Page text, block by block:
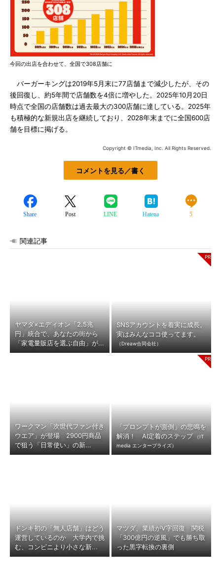
今回の出店を合わせて、全国で308店舗に
バーガーキングは2019年5月末に77店舗まで減少したが、その
後回復し、約5年間で店舗数を4倍に増やした。2025年10月20日
時点で全国の店舗数は過去最大の300店舗に達している。2025年
も積極的な新規出店を継続しており、2028年末までに全国600店
舗を目標に掲げる。
Copyright © ITmedia, Inc. All Rights Reserved.
コメントを見る／書く
Share Post LINE Hatena 5
関連記事
ヤマダ×エディオン「2.5兆
円」統合で、あなたの街から
「家電量販店を選ぶ自由」が...
SNSアカウントを着実に成長。
実はみんなココ使ってます。
（Dreaw合同会社）
ワークマン「次世代ファン付き
ウエア」が登場 2900円商品
で狙う「日常使い」の新...
「プロンプトが面倒」の悲鳴を
解消！ AI定着のステップ
（IT
media エンタープライズ）
ドンキ初の「無人店舗」はどう
運営しているのか 大学内で挑
む、コンビニより小さな新...
マツダ、業績がV字回復 関税
「300億円の逆風」でも勝ち取
った黒字転換の裏側